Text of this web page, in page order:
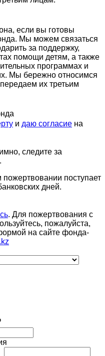
если вы готовы
Мы можем связаться
за поддержку,
помощи детям, а также
программах и
Мы бережно относимся
их третьим
и даю согласие на
следите за
поступает
дней.
. Для пожертвования с
пожалуйста,
на сайте фонда-